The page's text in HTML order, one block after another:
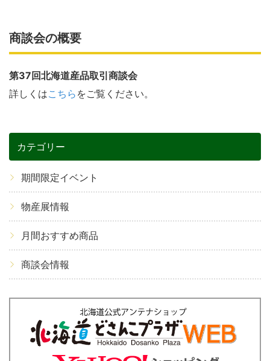
商談会の概要
第37回北海道産品取引商談会
詳しくはこちら をご覧ください。
カテゴリー
期間限定イベント
物産展情報
月間おすすめ商品
商談会情報